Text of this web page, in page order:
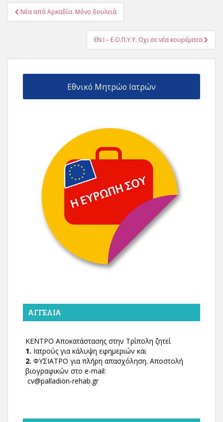
Πλοήγηση
άρθρων
Νέα από Αρκαδία. Μόνο δουλειά
ΕΝ.Ι – Ε.Ο.Π.Υ.Υ. Οχι σε νέα κουρέματα
Εθνικό Μητρώο Ιατρών
ΑΓΓΕΛΊΑ
ΚΕΝΤΡΟ Αποκατάστασης στην Τρίπολη ζητεί
1. Ιατρούς για κάλυψη εφημεριών και
2. ΦΥΣΙΑΤΡΟ για πλήρη απασχόληση. Αποστολή
βιογραφικών στο e-mail:
cv@palladion-rehab.gr